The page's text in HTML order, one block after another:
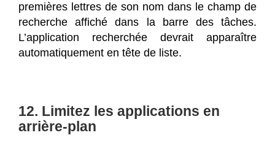
premières lettres de son nom dans le champ de
recherche affiché dans la barre des tâches.
L’application recherchée devrait apparaître
automatiquement en tête de liste.
12. Limitez les applications en
arrière-plan